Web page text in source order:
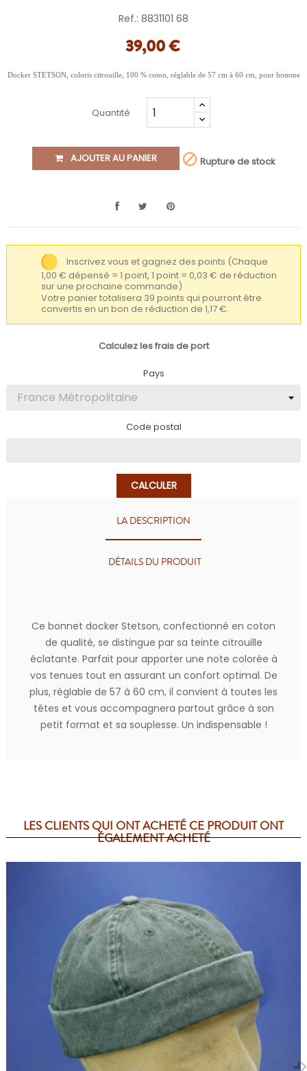
Ref.: 8831101 68
39,00 €
Docker STETSON, coloris citrouille, 100 % coton, réglable de 57 cm à 60 cm, pour homme
Quantité
AJOUTER AU PANIER  Rupture de stock
Inscrivez vous et gagnez des points (Chaque
1,00 € dépensé = 1 point, 1 point = 0,03 € de réduction
sur une prochaine commande)
Votre panier totalisera 39 points qui pourront être
convertis en un bon de réduction de 1,17 €.
Calculez les frais de port
Pays
Code postal
CALCULER
LA DESCRIPTION
DÉTAILS DU PRODUIT
Ce bonnet docker Stetson, confectionné en coton
de qualité, se distingue par sa teinte citrouille
éclatante. Parfait pour apporter une note colorée à
vos tenues tout en assurant un confort optimal. De
plus, réglable de 57 à 60 cm, il convient à toutes les
têtes et vous accompagnera partout grâce à son
petit format et sa souplesse. Un indispensable !
LES CLIENTS QUI ONT ACHETÉ CE PRODUIT ONT
ÉGALEMENT ACHETÉ